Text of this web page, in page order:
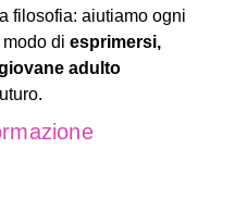
filosofia: aiutiamo ogni
di esprimersi,
adulto